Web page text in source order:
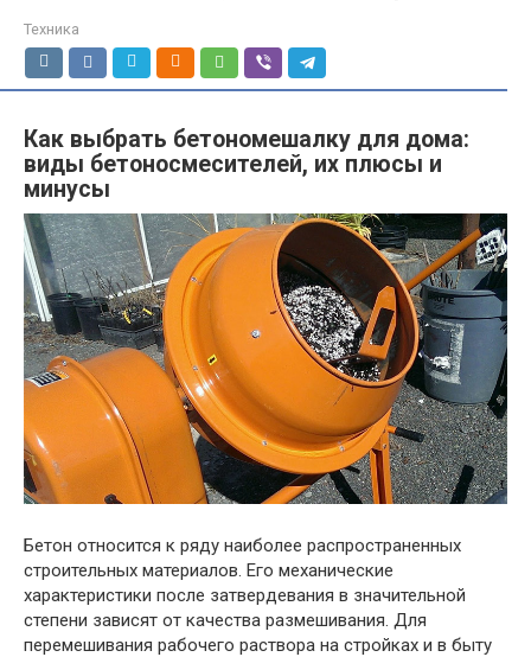
Техника
Как выбрать бетономешалку для дома:
виды бетоносмесителей, их плюсы и
минусы
Бетон относится к ряду наиболее распространенных
строительных материалов. Его механические
характеристики после затвердевания в значительной
степени зависят от качества размешивания. Для
перемешивания рабочего раствора на стройках и в быту